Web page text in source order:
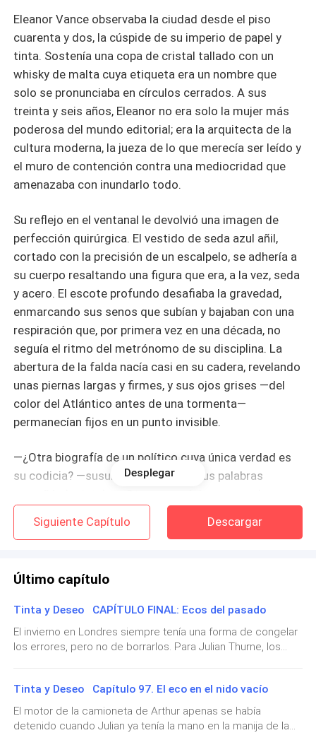
Eleanor Vance observaba la ciudad desde el piso
cuarenta y dos, la cúspide de su imperio de papel y
tinta. Sostenía una copa de cristal tallado con un
whisky de malta cuya etiqueta era un nombre que
solo se pronunciaba en círculos cerrados. A sus
treinta y seis años, Eleanor no era solo la mujer más
poderosa del mundo editorial; era la arquitecta de la
cultura moderna, la jueza de lo que merecía ser leído y
el muro de contención contra una mediocridad que
amenazaba con inundarlo todo.
Su reflejo en el ventanal le devolvió una imagen de
perfección quirúrgica. El vestido de seda azul añil,
cortado con la precisión de un escalpelo, se adhería a
su cuerpo resaltando una figura que era, a la vez, seda
y acero. El escote profundo desafiaba la gravedad,
enmarcando sus senos que subían y bajaban con una
respiración que, por primera vez en una década, no
seguía el ritmo del metrónomo de su disciplina. La
abertura de la falda nacía casi en su cadera, revelando
unas piernas largas y firmes, y sus ojos grises —del
color del Atlántico antes de una tormenta—
permanecían fijos en un punto invisible.
—¿Otra biografía de un político cuya única verdad es
su codicia? —susurró, y el vaho de sus palabras
almas que ya están muertas?
Sobre el escritorio de caoba, un sobre de papel Manila
destacaba como una mancha de suciedad en un
quirófano. Estaba amarillento, desgarrado en los
bordes y carecía de remitente. No contenía un archivo
arrancadas de un cuaderno, escritas con una
caligrafía violenta, una letra que no descansaba sobre
los renglones, sino que los perforaba.
Desplegar
Siguiente Capítulo Descargar
Último capítulo
Tinta y Deseo CAPÍTULO FINAL: Ecos del pasado
El invierno en Londres siempre tenía una forma de congelar
los errores, pero no de borrarlos. Para Julian Thurne, los
silencio ensordecedor.Silas Vane intentó dar su zarpazo
final, pero un hombre que ya lo ha perdido todo no tiene
miedo de jalar el gatillo. La caída de Vane fue sangrienta y
definitiva, un cierre judicial y policial que limpió el fango del
Tinta y Deseo Capítulo 97. El eco en el nido vacío
El motor de la camioneta de Arthur apenas se había
detenido cuando Julian ya tenía la mano en la manija de la